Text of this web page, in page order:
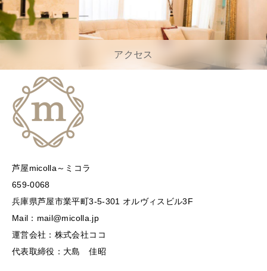
アクセス
芦屋micolla～ミコラ
659-0068
兵庫県芦屋市業平町3-5-301 オルヴィスビル3F
Mail：mail@micolla.jp
運営会社：株式会社ココ
代表取締役：大島 佳昭